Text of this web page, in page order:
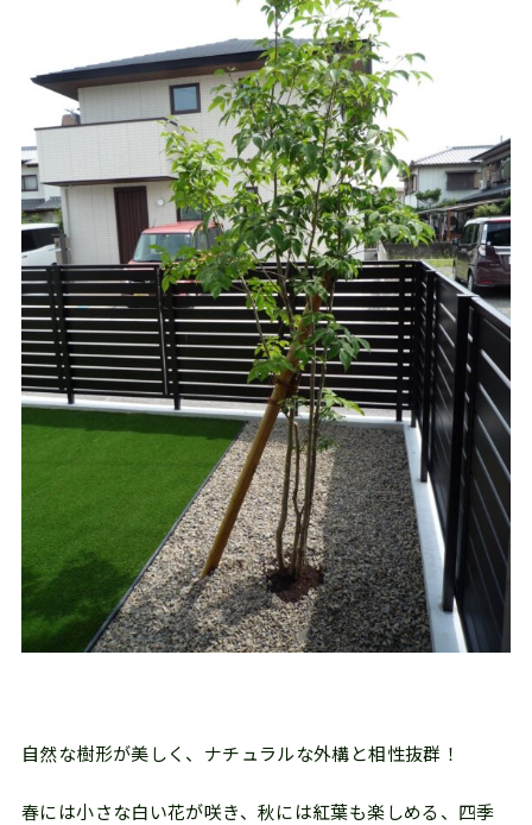
自然な樹形が美しく、ナチュラルな外構と相性抜群！
春には小さな白い花が咲き、秋には紅葉も楽しめる、四季